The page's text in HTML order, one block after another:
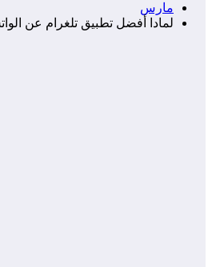
مارس
لمادا أفضل تطبيق تلغرام عن